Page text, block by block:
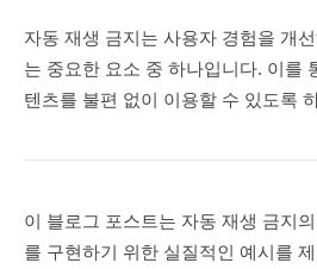
자동 재생 금지는 사용자 경험을 개
는 중요한 요소 중 하나입니다. 이를
텐츠를 불편 없이 이용할 수 있도록
이 블로그 포스트는 자동 재생 금지
를 구현하기 위한 실질적인 예시를